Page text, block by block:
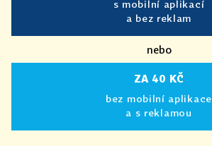
s mobilní aplikací
a bez reklam
nebo
ZA 40 KČ
bez mobilní aplikace
a s reklamou